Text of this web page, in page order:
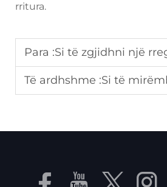
rritura.
Para :Si të zgjidhni një rregullator tensioni të
Të ardhshme :Si të mirëmbani një kompresor ajri